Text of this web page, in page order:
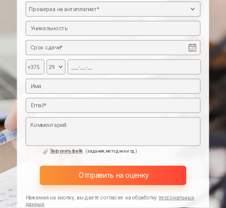
Загрузить файл (задания,методички тд.)
Отправить на оценку
Нажимая на кнопку, вы даете согласие на обработку персональных
данных